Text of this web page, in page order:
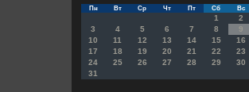
Пн Вт Ср Чт Пт Сб Вс
1
2
3
4 5 6 7 8
9
10
11 12 13 14 15
16
17
18 19 20 21 22
23
24
25 26 27 28 29
30
31